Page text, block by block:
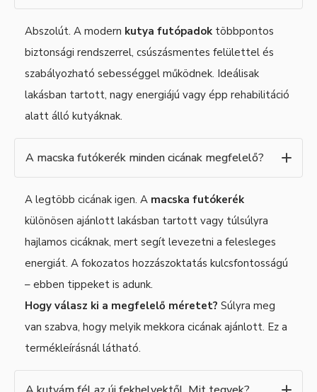
Abszolút. A modern kutya futópadok többpontos
biztonsági rendszerrel, csúszásmentes felülettel és
szabályozható sebességgel működnek. Ideálisak
lakásban tartott, nagy energiájú vagy épp rehabilitáció
alatt álló kutyáknak.
A macska futókerék minden cicának megfelelő?
A legtöbb cicának igen. A macska futókerék
különösen ajánlott lakásban tartott vagy túlsúlyra
hajlamos cicáknak, mert segít levezetni a felesleges
energiát. A fokozatos hozzászoktatás kulcsfontosságú
– ebben tippeket is adunk.
Hogy válasz ki a megfelelő méretet? Súlyra meg
van szabva, hogy melyik mekkora cicának ajánlott. Ez a
termékleírásnál látható.